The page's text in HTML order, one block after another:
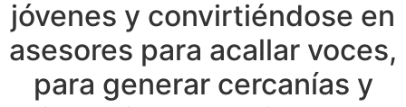
jóvenes y convirtiéndose en
asesores para acallar voces,
para generar cercanías y